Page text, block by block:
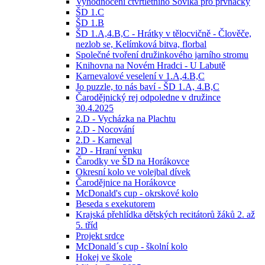
ŠD 1.C
ŠD 1.B
ŠD 1.A,4.B,C - Hrátky v tělocvičně - Člověče,
nezlob se, Kelímková bitva, florbal
Společné tvoření družinkového jarního stromu
Knihovna na Novém Hradci - U Labutě
Karnevalové veselení v 1.A,4.B,C
Jo puzzle, to nás baví - ŠD 1.A, 4.B,C
Čarodějnický rej odpoledne v družince
30.4.2025
2.D - Vycházka na Plachtu
2.D - Nocování
2.D - Karneval
2D - Hraní venku
Čarodky ve ŠD na Horákovce
Okresní kolo ve volejbal dívek
Čarodějnice na Horákovce
McDonald's cup - okrskové kolo
Beseda s exekutorem
Krajská přehlídka dětských recitátorů žáků 2. až
5. tříd
Projekt srdce
McDonald´s cup - školní kolo
Hokej ve škole